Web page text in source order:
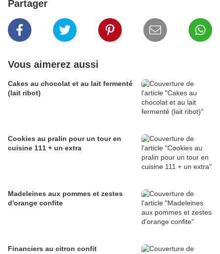
Partager
Vous aimerez aussi
Cakes au chocolat et au lait fermenté
(lait ribot)
Cookies au pralin pour un tour en
cuisine 111 + un extra
Madeleines aux pommes et zestes
d'orange confite
Financiers au citron confit